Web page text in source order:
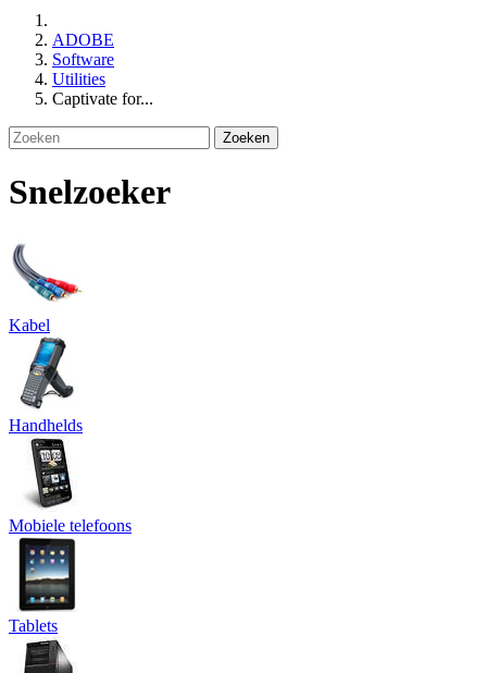
ADOBE
Software
Utilities
Captivate for...
Zoeken
Snelzoeker
Kabel
Handhelds
Mobiele telefoons
Tablets